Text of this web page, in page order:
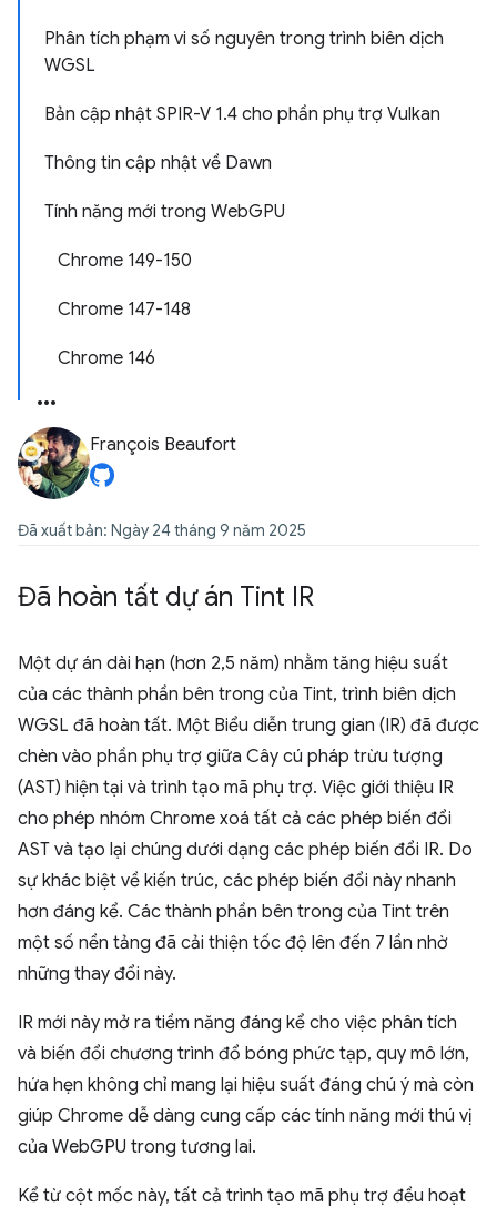
Phân tích phạm vi số nguyên trong trình biên dịch
WGSL
Bản cập nhật SPIR-V 1.4 cho phần phụ trợ Vulkan
Thông tin cập nhật về Dawn
Tính năng mới trong WebGPU
Chrome 149-150
Chrome 147-148
Chrome 146
François Beaufort
Đã xuất bản: Ngày 24 tháng 9 năm 2025
Đã hoàn tất dự án Tint IR
Một dự án dài hạn (hơn 2,5 năm) nhằm tăng hiệu suất
của các thành phần bên trong của Tint, trình biên dịch
WGSL đã hoàn tất. Một Biểu diễn trung gian (IR) đã được
chèn vào phần phụ trợ giữa Cây cú pháp trừu tượng
(AST) hiện tại và trình tạo mã phụ trợ. Việc giới thiệu IR
cho phép nhóm Chrome xoá tất cả các phép biến đổi
AST và tạo lại chúng dưới dạng các phép biến đổi IR. Do
sự khác biệt về kiến trúc, các phép biến đổi này nhanh
hơn đáng kể. Các thành phần bên trong của Tint trên
một số nền tảng đã cải thiện tốc độ lên đến 7 lần nhờ
những thay đổi này.
IR mới này mở ra tiềm năng đáng kể cho việc phân tích
và biến đổi chương trình đổ bóng phức tạp, quy mô lớn,
hứa hẹn không chỉ mang lại hiệu suất đáng chú ý mà còn
giúp Chrome dễ dàng cung cấp các tính năng mới thú vị
của WebGPU trong tương lai.
Kể từ cột mốc này, tất cả trình tạo mã phụ trợ đều hoạt